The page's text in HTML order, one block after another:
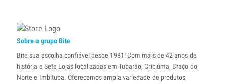
Sobre o grupo Bite
Bite sua escolha confiável desde 1981! Com mais de 42 anos de
história e Sete Lojas localizadas em Tubarão, Criciúma, Braço do
Norte e Imbituba. Oferecemos ampla variedade de produtos,